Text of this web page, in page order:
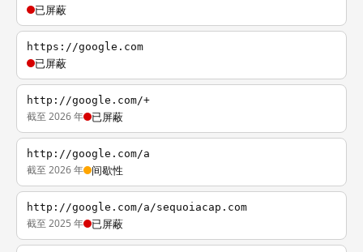
已屏蔽
https://google.com
已屏蔽
http://google.com/+
截至 2026 年 已屏蔽
http://google.com/a
截至 2026 年 间歇性
http://google.com/a/sequoiacap.com
截至 2025 年 已屏蔽